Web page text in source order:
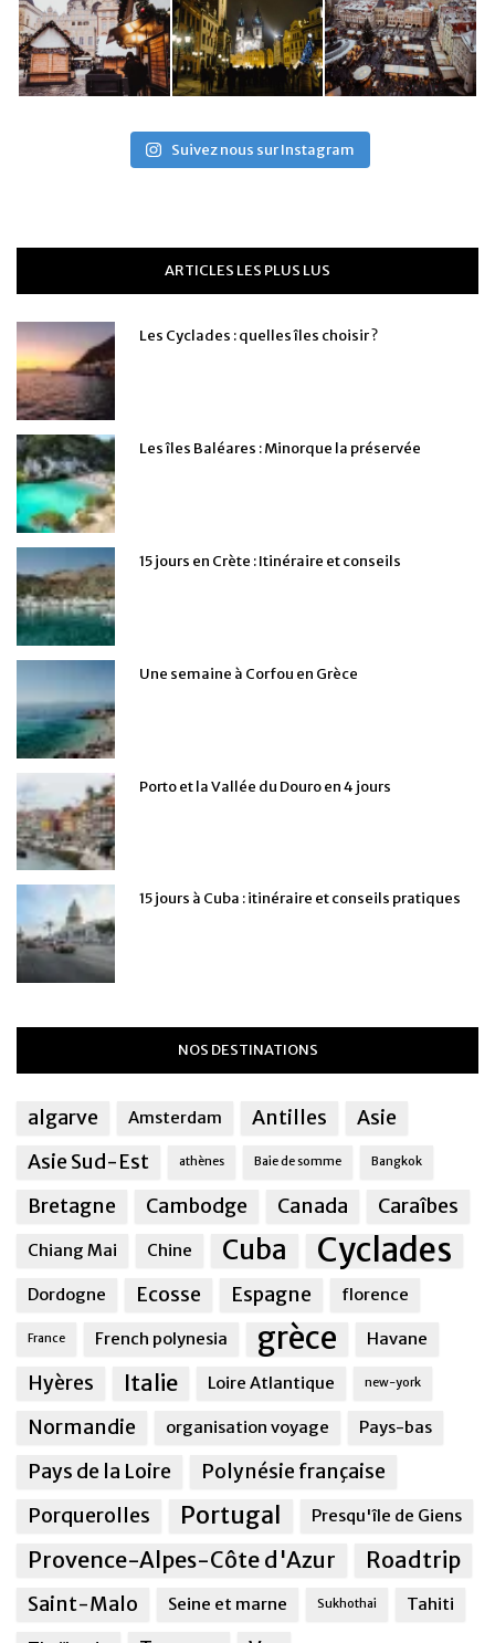
Suivez nous sur Instagram
ARTICLES LES PLUS LUS
Les Cyclades : quelles îles choisir ?
Les îles Baléares : Minorque la préservée
15 jours en Crète : Itinéraire et conseils
Une semaine à Corfou en Grèce
Porto et la Vallée du Douro en 4 jours
15 jours à Cuba : itinéraire et conseils pratiques
NOS DESTINATIONS
algarve Amsterdam Antilles
Asie
Asie Sud-Est
athènes Baie de somme Bangkok
Bretagne Cambodge Canada Caraîbes
Chiang Mai Chine Cuba Cyclades
Dordogne Ecosse Espagne florence
France French polynesia grèce Havane
Hyères Italie Loire Atlantique new-york
Normandie organisation voyage Pays-bas
Pays de la Loire
Polynésie française
Porquerolles
Portugal Presqu'île de Giens
Provence-Alpes-Côte d'Azur Roadtrip
Saint-Malo Seine et marne Sukhothai Tahiti